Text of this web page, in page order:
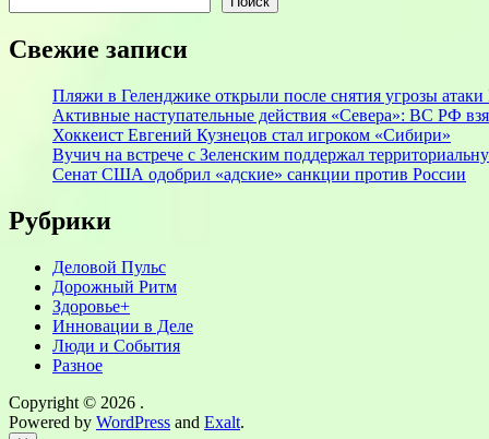
Свежие записи
Пляжи в Геленджике открыли после снятия угрозы
Активные наступательные действия «Севера»: ВС РФ
Хоккеист Евгений Кузнецов стал игроком «Сибири»
Вучич на встрече с Зеленским поддержал
Сенат США одобрил «адские» санкции против России
Рубрики
Деловой Пульс
Дорожный Ритм
Здоровье+
Инновации в Деле
Люди и События
Разное
Copyright © 2026 .
Powered by WordPress and Exalt.